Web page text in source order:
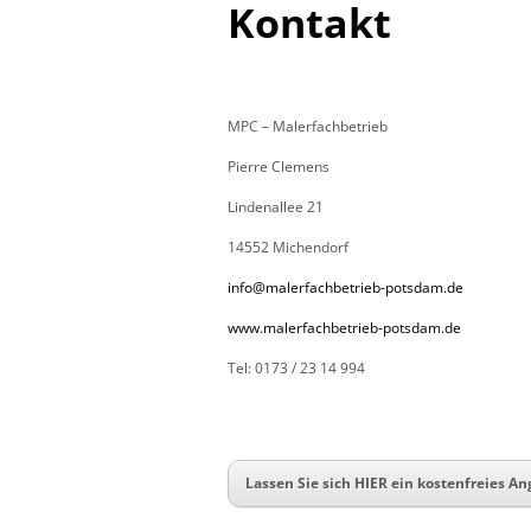
Kontakt
MPC – Malerfachbetrieb
Pierre Clemens
Lindenallee 21
14552 Michendorf
info@malerfachbetrieb-potsdam.de
www.malerfachbetrieb-potsdam.de
Tel: 0173 / 23 14 994
Lassen Sie sich HIER ein kostenfreies